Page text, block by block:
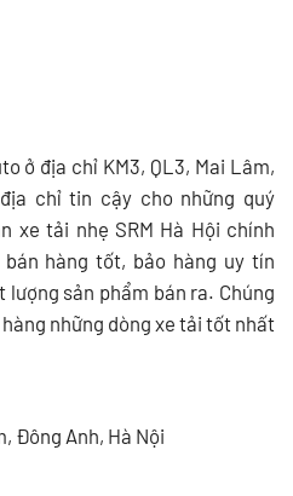
ở địa chỉ KM3, QL3, Mai Lâm,
chỉ tin cậy cho những quý
xe tải nhẹ SRM Hà Hội chính
hàng tốt, bảo hàng uy tín
sản phẩm bán ra. Chúng
những dòng xe tải tốt nhất
Đông Anh, Hà Nội